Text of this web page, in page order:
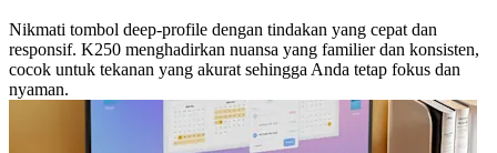
Nikmati tombol deep-profile dengan tindakan yang cepat dan
responsif. K250 menghadirkan nuansa yang familier dan konsisten,
cocok untuk tekanan yang akurat sehingga Anda tetap fokus dan
nyaman.